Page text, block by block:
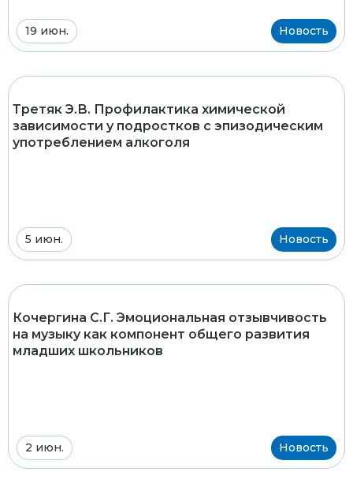
19 июн. Новость
Третяк Э.В. Профилактика химической
зависимости у подростков с эпизодическим
употреблением алкоголя
5 июн. Новость
Кочергина С.Г. Эмоциональная отзывчивость
на музыку как компонент общего развития
младших школьников
2 июн. Новость